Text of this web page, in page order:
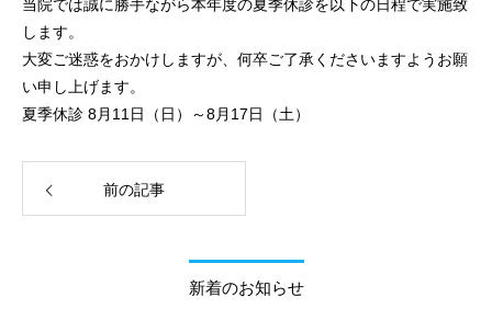
口腔ケアとカンジタ症
当院では誠に勝手ながら本年度の夏季休診を以下の日程で実施致
します。
大変ご迷惑をおかけしますが、何卒ご了承くださいますようお願
い申し上げます。
夏季休診 8月11日（日）～8月17日（土）
前の記事
新着のお知らせ